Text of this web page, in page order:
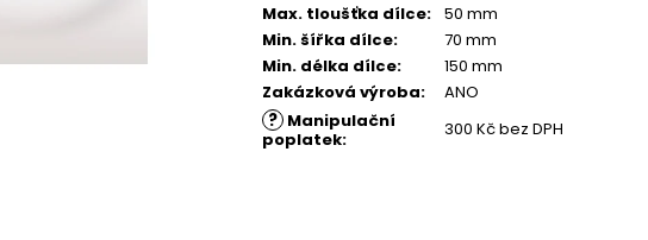
Max. tloušťka dílce: 50 mm
Min. šířka dílce:
70 mm
Min. délka dílce:
150 mm
Zakázková výroba: ANO
? Manipulační
poplatek: 300 Kč bez DPH